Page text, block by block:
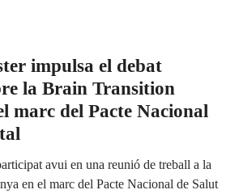
impulsa el debat
la Brain Transition
marc del Pacte Nacional
avui en una reunió de treball a la
en el marc del Pacte Nacional de Salut